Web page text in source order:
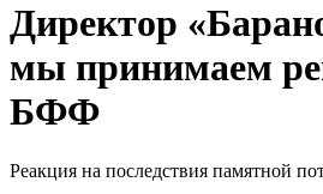
Директор
мы принимаем
БФФ
Реакция на последствия памятной